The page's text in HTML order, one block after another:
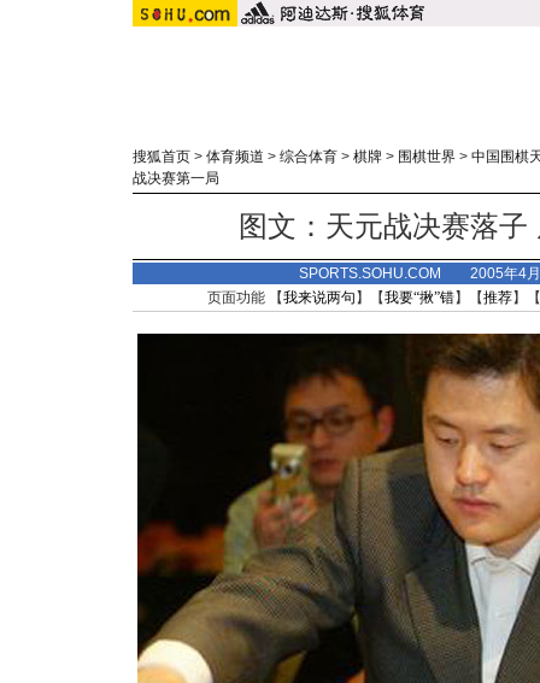
搜狐首页 > 体育频道 > 综合体育 > 棋牌 > 围棋世界 > 中国围棋
战决赛第一局
图文：天元战决赛落子
SPORTS.SOHU.COM 2005年4
页面功能 【我来说两句 】【我要“揪”错】【推荐】